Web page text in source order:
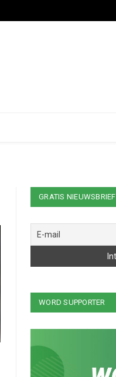
GRATIS NIEUWSBRIEF
WORD SUPPORTER